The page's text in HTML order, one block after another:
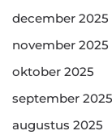
december 2025
november 2025
oktober 2025
september 2025
augustus 2025